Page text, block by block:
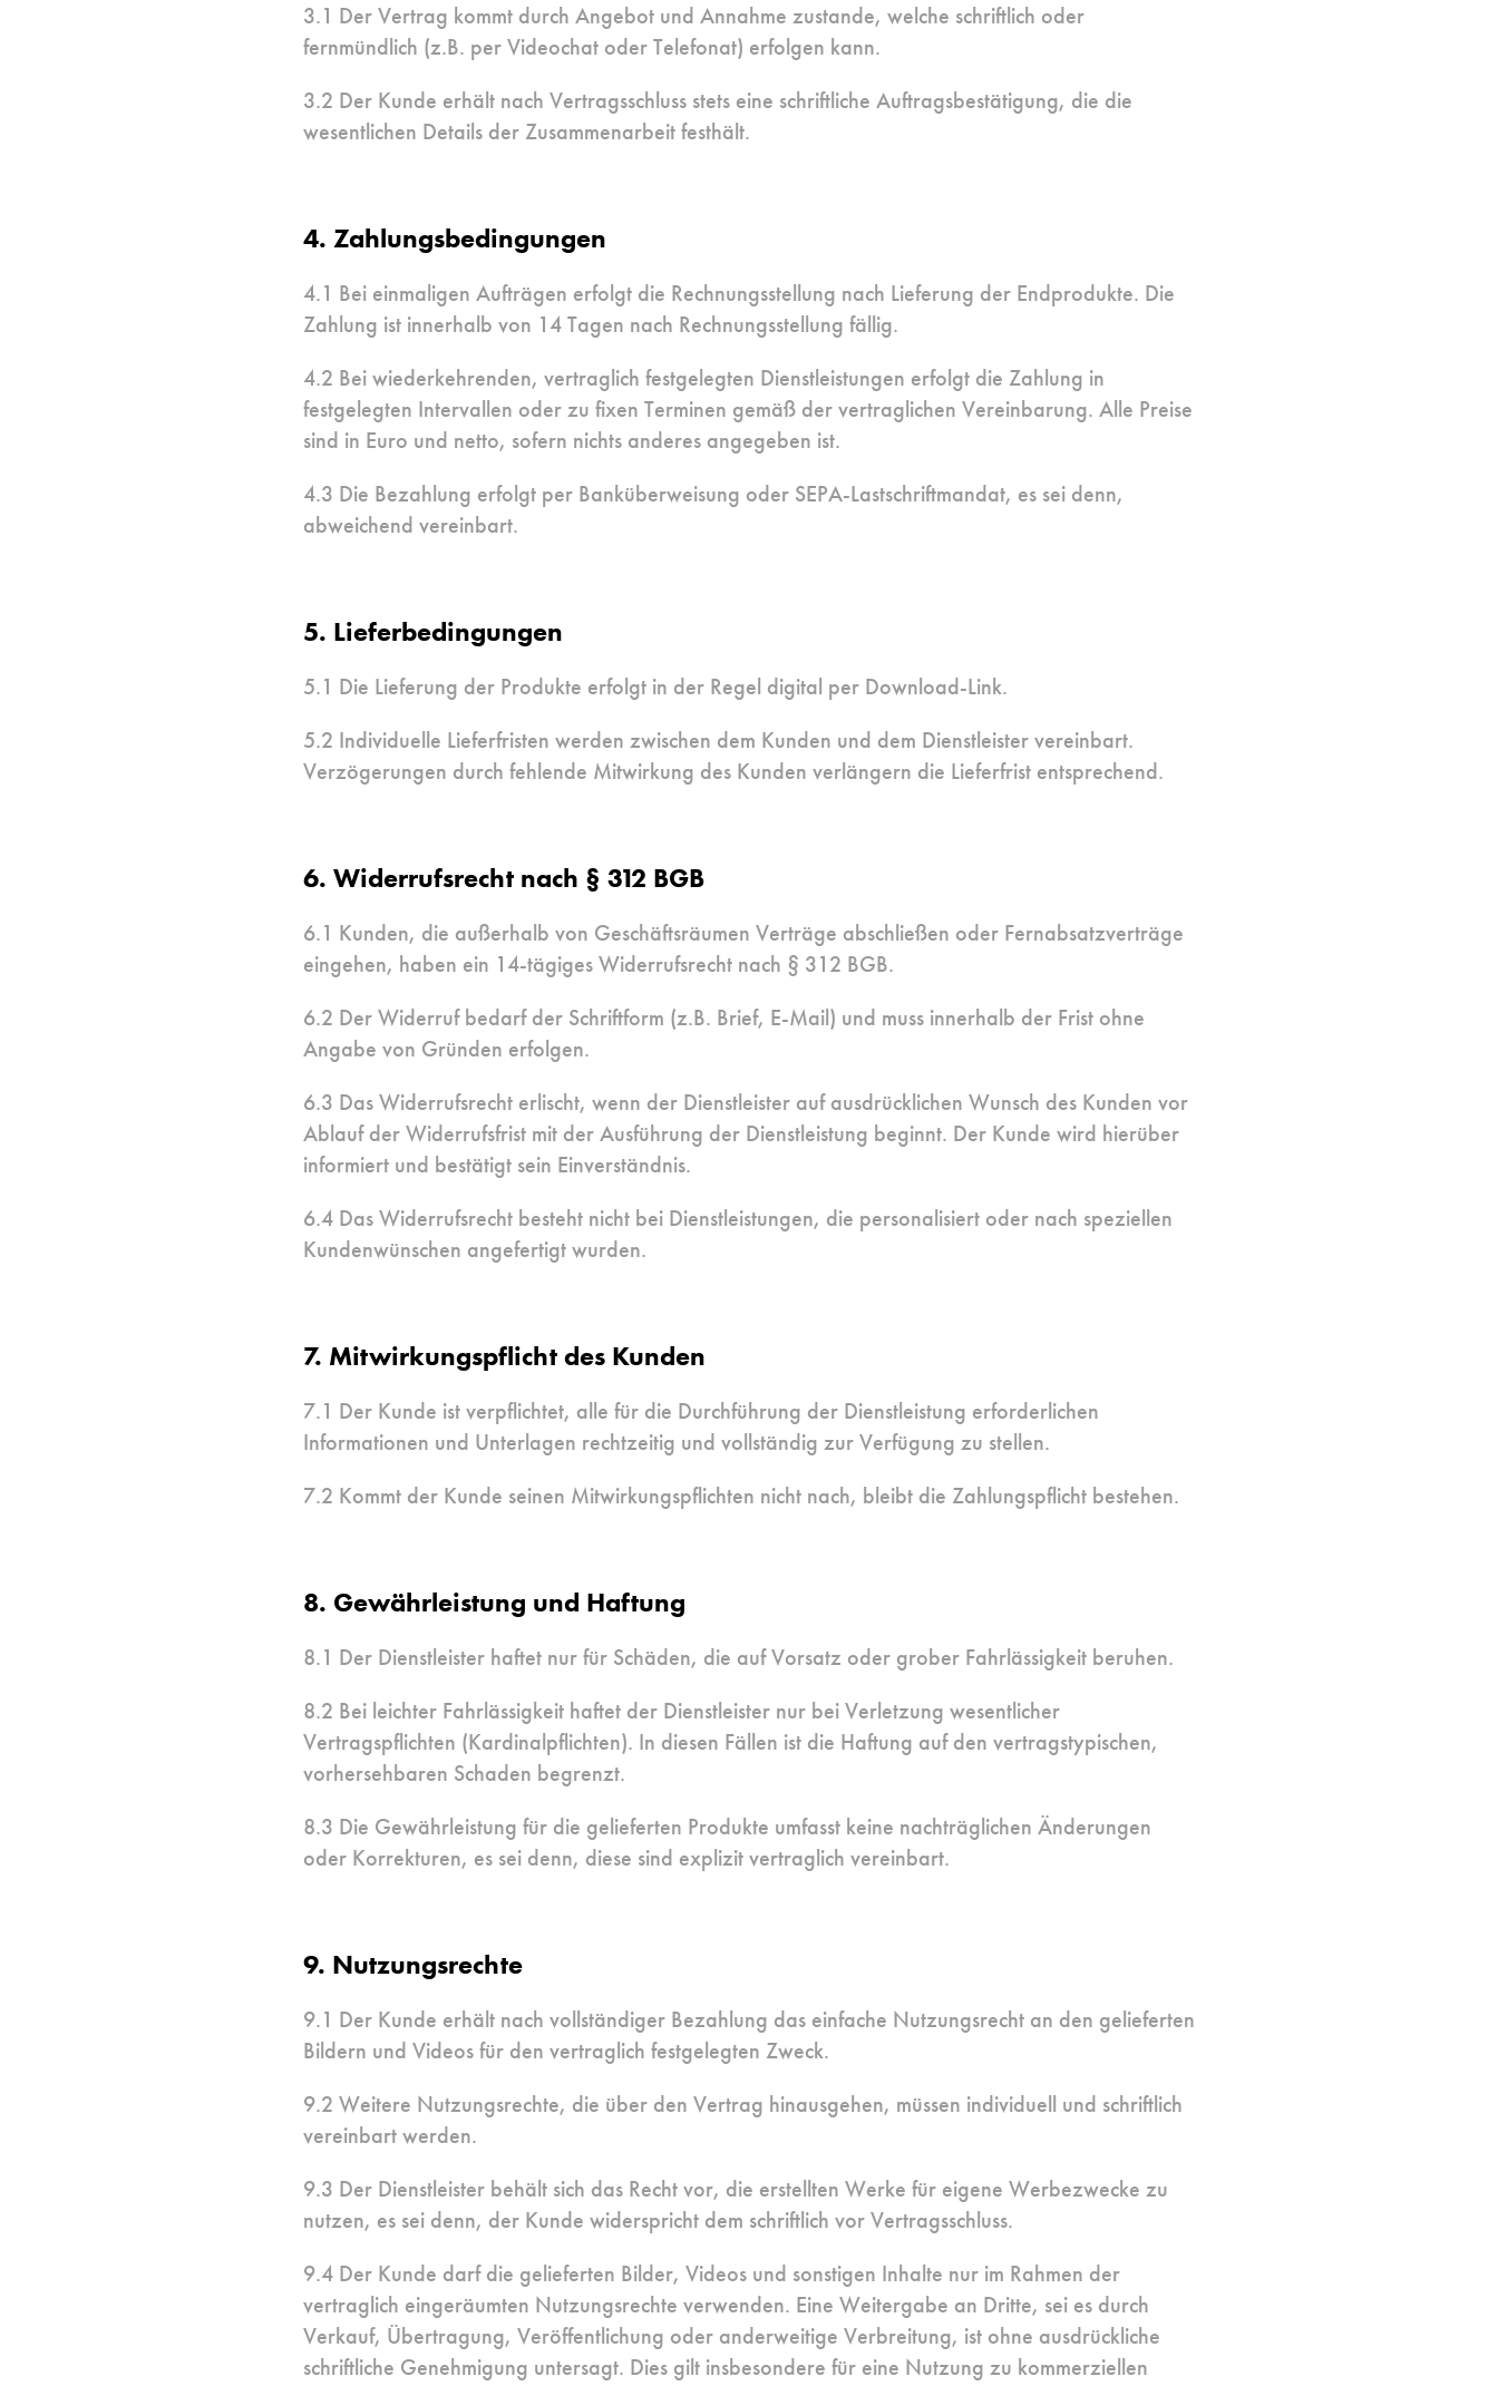
3.1 Der Vertrag kommt durch Angebot und Annahme zustande, welche schriftlich oder
fernmündlich (z.B. per Videochat oder Telefonat) erfolgen kann.
3.2 Der Kunde erhält nach Vertragsschluss stets eine schriftliche Auftragsbestätigung, die die
wesentlichen Details der Zusammenarbeit festhält.
4. Zahlungsbedingungen
4.1 Bei einmaligen Aufträgen erfolgt die Rechnungsstellung nach Lieferung der Endprodukte. Die
Zahlung ist innerhalb von 14 Tagen nach Rechnungsstellung fällig.
4.2 Bei wiederkehrenden, vertraglich festgelegten Dienstleistungen erfolgt die Zahlung in
festgelegten Intervallen oder zu fixen Terminen gemäß der vertraglichen Vereinbarung. Alle Preise
sind in Euro und netto, sofern nichts anderes angegeben ist.
4.3 Die Bezahlung erfolgt per Banküberweisung oder SEPA-Lastschriftmandat, es sei denn,
abweichend vereinbart.
5. Lieferbedingungen
5.1 Die Lieferung der Produkte erfolgt in der Regel digital per Download-Link.
5.2 Individuelle Lieferfristen werden zwischen dem Kunden und dem Dienstleister vereinbart.
Verzögerungen durch fehlende Mitwirkung des Kunden verlängern die Lieferfrist entsprechend.
6. Widerrufsrecht nach § 312 BGB
6.1 Kunden, die außerhalb von Geschäftsräumen Verträge abschließen oder Fernabsatzverträge
eingehen, haben ein 14-tägiges Widerrufsrecht nach § 312 BGB.
6.2 Der Widerruf bedarf der Schriftform (z.B. Brief, E-Mail) und muss innerhalb der Frist ohne
Angabe von Gründen erfolgen.
6.3 Das Widerrufsrecht erlischt, wenn der Dienstleister auf ausdrücklichen Wunsch des Kunden vor
Ablauf der Widerrufsfrist mit der Ausführung der Dienstleistung beginnt. Der Kunde wird hierüber
informiert und bestätigt sein Einverständnis.
6.4 Das Widerrufsrecht besteht nicht bei Dienstleistungen, die personalisiert oder nach speziellen
Kundenwünschen angefertigt wurden.
7. Mitwirkungspflicht des Kunden
7.1 Der Kunde ist verpflichtet, alle für die Durchführung der Dienstleistung erforderlichen
Informationen und Unterlagen rechtzeitig und vollständig zur Verfügung zu stellen.
7.2 Kommt der Kunde seinen Mitwirkungspflichten nicht nach, bleibt die Zahlungspflicht bestehen.
8. Gewährleistung und Haftung
8.1 Der Dienstleister haftet nur für Schäden, die auf Vorsatz oder grober Fahrlässigkeit beruhen.
8.2 Bei leichter Fahrlässigkeit haftet der Dienstleister nur bei Verletzung wesentlicher
Vertragspflichten (Kardinalpflichten). In diesen Fällen ist die Haftung auf den vertragstypischen,
vorhersehbaren Schaden begrenzt.
8.3 Die Gewährleistung für die gelieferten Produkte umfasst keine nachträglichen Änderungen
oder Korrekturen, es sei denn, diese sind explizit vertraglich vereinbart.
9. Nutzungsrechte
9.1 Der Kunde erhält nach vollständiger Bezahlung das einfache Nutzungsrecht an den gelieferten
Bildern und Videos für den vertraglich festgelegten Zweck.
9.2 Weitere Nutzungsrechte, die über den Vertrag hinausgehen, müssen individuell und schriftlich
vereinbart werden.
9.3 Der Dienstleister behält sich das Recht vor, die erstellten Werke für eigene Werbezwecke zu
nutzen, es sei denn, der Kunde widerspricht dem schriftlich vor Vertragsschluss.
9.4 Der Kunde darf die gelieferten Bilder, Videos und sonstigen Inhalte nur im Rahmen der
vertraglich eingeräumten Nutzungsrechte verwenden. Eine Weitergabe an Dritte, sei es durch
Verkauf, Übertragung, Veröffentlichung oder anderweitige Verbreitung, ist ohne ausdrückliche
schriftliche Genehmigung untersagt. Dies gilt insbesondere für eine Nutzung zu kommerziellen